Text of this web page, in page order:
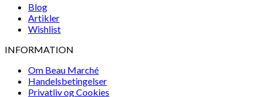
Blog
Artikler
Wishlist
INFORMATION
Om Beau Marché
Handelsbetingelser
Privatliv og Cookies